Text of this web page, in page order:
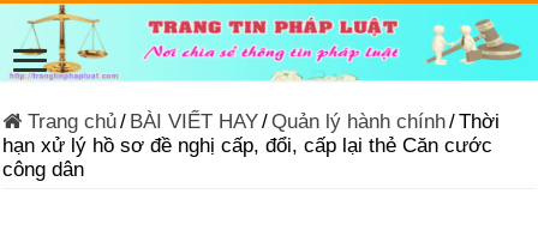
Trang chủ/ BÀI VIẾT HAY/Quản lý hành chính/Thời
hạn xử lý hồ sơ đề nghị cấp, đổi, cấp lại thẻ Căn cước
công dân